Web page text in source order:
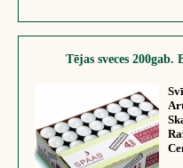
Tējas sveces 200gab.